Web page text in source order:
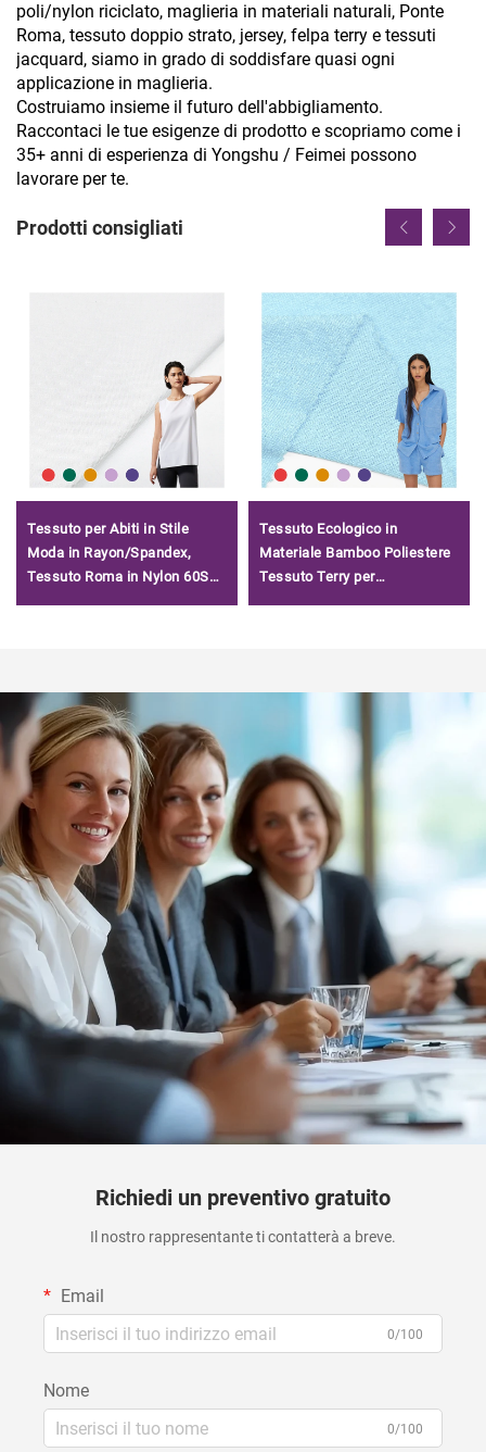
poli/nylon riciclato, maglieria in materiali naturali, Ponte
Roma, tessuto doppio strato, jersey, felpa terry e tessuti
jacquard, siamo in grado di soddisfare quasi ogni
applicazione in maglieria.
Costruiamo insieme il futuro dell'abbigliamento.
Raccontaci le tue esigenze di prodotto e scopriamo come i
35+ anni di esperienza di Yongshu / Feimei possono
lavorare per te.
Prodotti consigliati
Tessuto per Abiti in Stile
Moda in Rayon/Spandex,
Tessuto Roma in Nylon 60S
Tessuto Ecologico in
Materiale Bamboo Poliestere
Tessuto Terry per
Richiedi un preventivo gratuito
Il nostro rappresentante ti contatterà a breve.
Email
0/100
Nome
0/100